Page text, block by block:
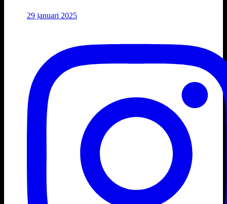
29 januari 2025